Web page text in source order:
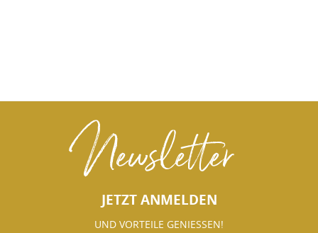
Newsletter
JETZT ANMELDEN
UND VORTEILE GENIESSEN!